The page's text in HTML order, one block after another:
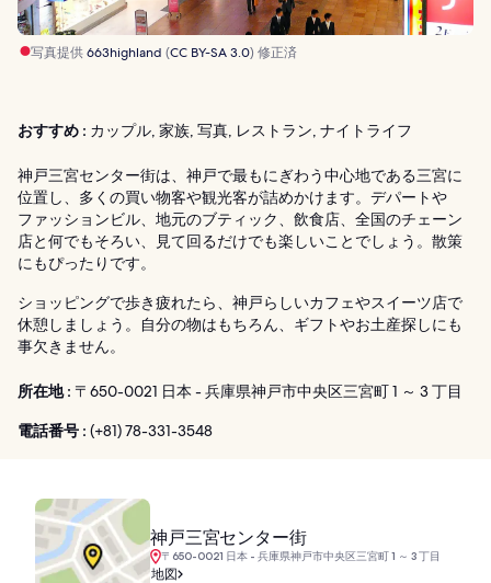
写真提供663highland (CC BY-SA 3.0) 修正済
おすすめ : カップル, 家族, 写真, レストラン, ナイトライフ
神戸三宮センター街は、神戸で最もにぎわう中心地である三宮に
位置し、多くの買い物客や観光客が詰めかけます。デパートや
ファッションビル、地元のブティック、飲食店、全国のチェーン
店と何でもそろい、見て回るだけでも楽しいことでしょう。散策
にもぴったりです。
ショッピングで歩き疲れたら、神戸らしいカフェやスイーツ店で
休憩しましょう。自分の物はもちろん、ギフトやお土産探しにも
事欠きません。
所在地 : 〒650-0021 日本 - 兵庫県神戸市中央区三宮町 1 ～ 3 丁目
電話番号 : (+81) 78-331-3548
神戸三宮センター街
〒650-0021 日本 - 兵庫県神戸市中央区三宮町 1 ～ 3 丁目
地図